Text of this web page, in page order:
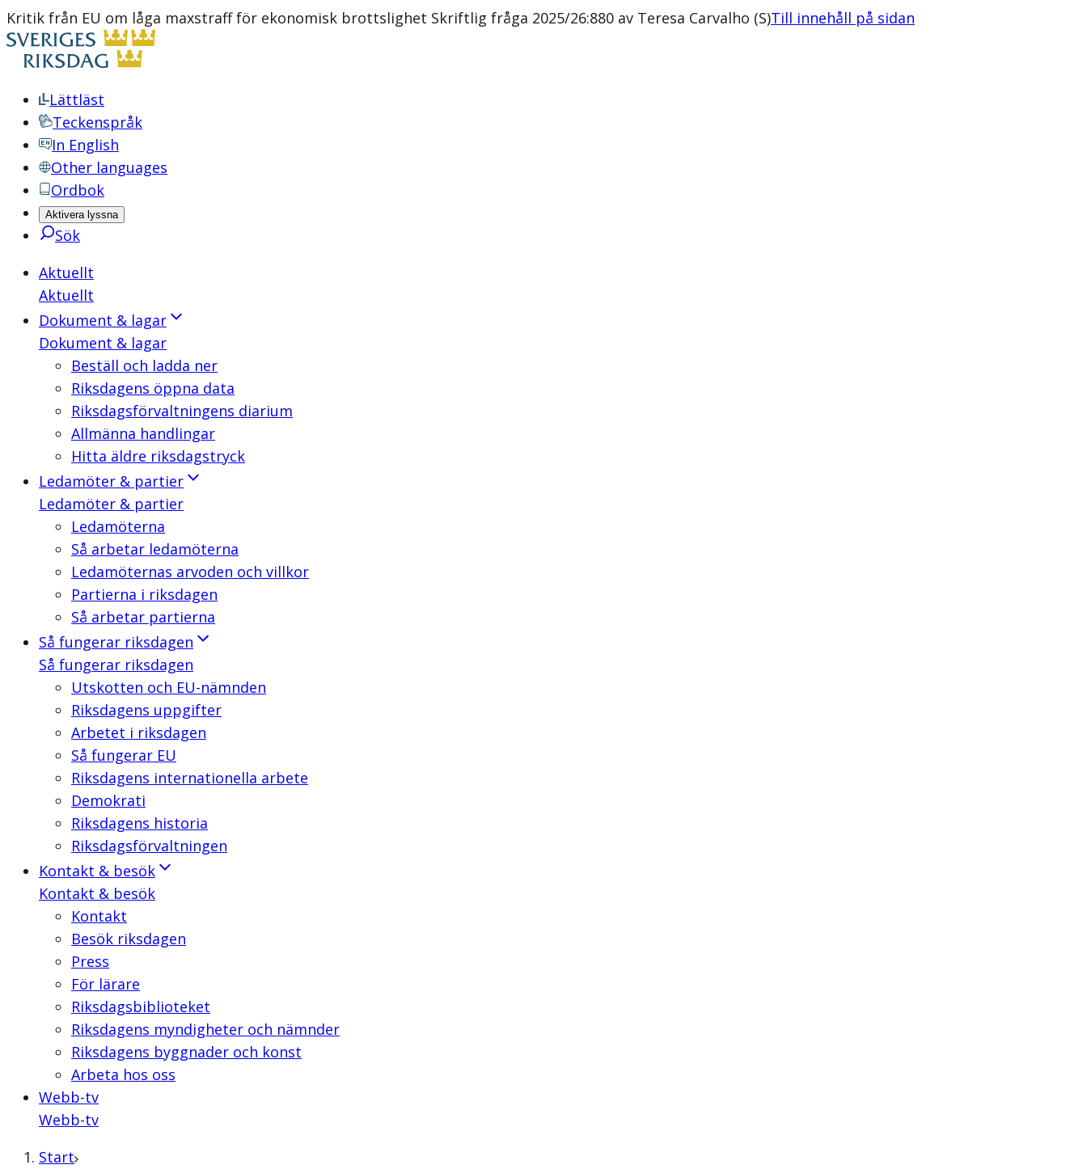
Kritik från EU om låga maxstraff för ekonomisk brottslighet Skriftlig fråga 2025/26:880 av Teresa Carvalho (S)Till innehåll på sidan
Lättläst
Teckenspråk
In English
Other languages
Ordbok
Aktivera lyssna
Sök
Aktuellt
Aktuellt
Dokument & lagar
Dokument & lagar
Beställ och ladda ner
Riksdagens öppna data
Riksdagsförvaltningens diarium
Allmänna handlingar
Hitta äldre riksdagstryck
Ledamöter & partier
Ledamöter & partier
Ledamöterna
Så arbetar ledamöterna
Ledamöternas arvoden och villkor
Partierna i riksdagen
Så arbetar partierna
Så fungerar riksdagen
Så fungerar riksdagen
Utskotten och EU-nämnden
Riksdagens uppgifter
Arbetet i riksdagen
Så fungerar EU
Riksdagens internationella arbete
Demokrati
Riksdagens historia
Riksdagsförvaltningen
Kontakt & besök
Kontakt & besök
Kontakt
Besök riksdagen
Press
För lärare
Riksdagsbiblioteket
Riksdagens myndigheter och nämnder
Riksdagens byggnader och konst
Arbeta hos oss
Webb-tv
Webb-tv
Start